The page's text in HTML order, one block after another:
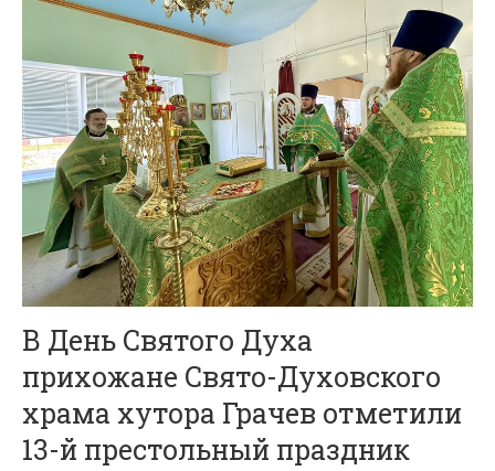
В День Святого Духа
прихожане Свято-Духовского
храма хутора Грачев отметили
13-й престольный праздник